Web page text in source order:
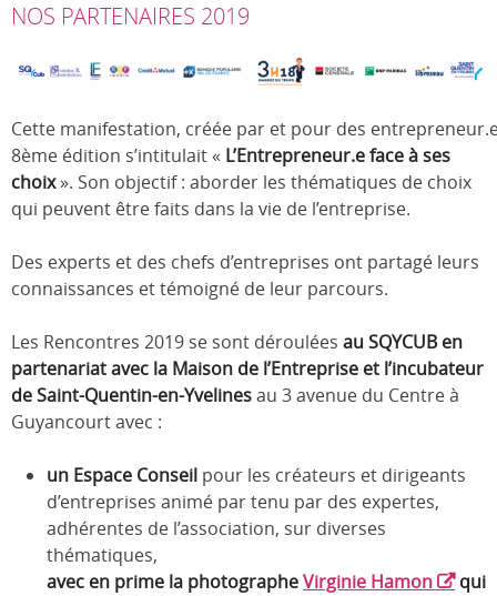
NOS PARTENAIRES 2019
Cette manifestation, créée par et pour des
8ème édition s’intitulait « L’Entrepreneur.e face à ses
choix». Son objectif : aborder les thématiques de choix
qui peuvent être faits dans la vie de l’entreprise.
Des experts et des chefs d’entreprises ont partagé leurs
connaissances et témoigné de leur parcours.
Les Rencontres 2019 se sont déroulées au SQYCUB en
partenariat avec la Maison de l’Entreprise et l’incubateur
de Saint-Quentin-en-Yvelinesau 3 avenue du Centre à
Guyancourt avec :
un Espace Conseil pour les créateurs et dirigeants
d’entreprises animé par tenu par des expertes,
adhérentes de l’association, sur diverses
thématiques,
avec en prime la photographeVirginie Hamon
qui